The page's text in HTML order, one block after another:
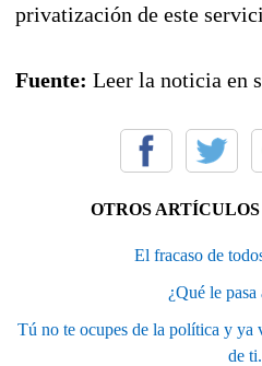
privatización de este
Fuente: Leer la noticia en
OTROS
El fracaso de
¿Qué le
Tú no te ocupes de la política y ya
de ti.